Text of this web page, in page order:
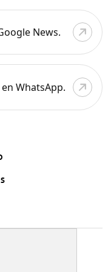
News.
en WhatsApp.